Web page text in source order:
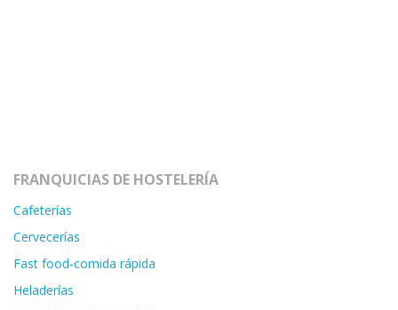
FRANQUICIAS DE HOSTELERÍA
Cafeterías
Cervecerías
Fast food-comida rápida
Heladerías